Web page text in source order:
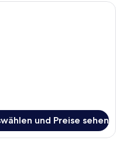
Schlafzimmer mit einem großen
und Preise sehen